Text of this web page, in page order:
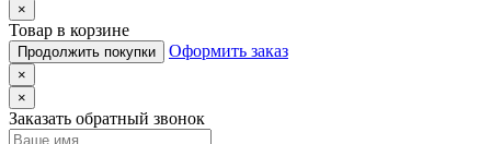
×
Товар в корзине
Продолжить покупки Оформить заказ
×
×
Заказать обратный звонок